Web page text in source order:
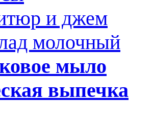
и джем
молочный
мыло
выпечка